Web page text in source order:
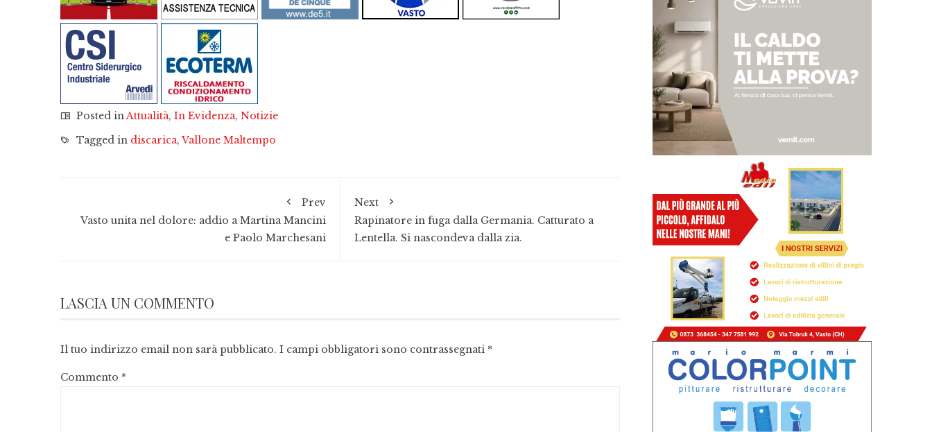
Posted inAttualità, In Evidenza, Notizie
Tagged in discarica,Vallone Maltempo
Prev
Vasto unita nel dolore: addio a Martina Mancini
e Paolo Marchesani
Next
Rapinatore in fuga dalla Germania. Catturato a
Lentella. Si nascondeva dalla zia.
LASCIA UN COMMENTO
Il tuo indirizzo email non sarà pubblicato. I campi obbligatori sono contrassegnati *
Commento *